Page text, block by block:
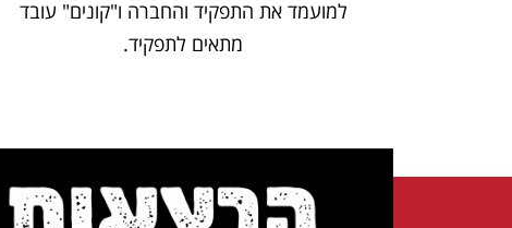
למועמד את התפקיד והחברה ו"קונים" עובד
מתאים לתפקיד.